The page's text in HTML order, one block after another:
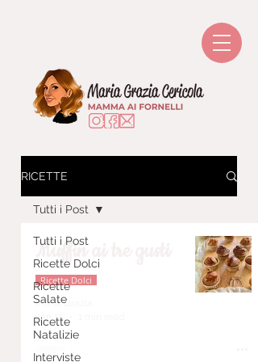
RICETTE
Tutti i Post
Ricette Dolci
Ricette
Salate
Ricette
Natalizie
Interviste
Tutti i Post
Muffin ai tre gusti
Ricette Dolci
Maria Grazia
Jan 15